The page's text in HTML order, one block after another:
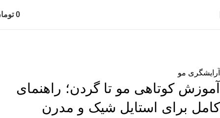
0
آرایشگری مو
آموزش کوتاهی مو تا گردن؛ راهنمای
کامل برای استایل شیک و مدرن